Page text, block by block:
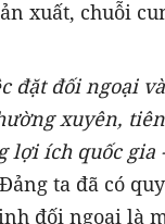
xuất, chuỗi
đặt đối ngoại
xuyên,
lợi ích quốc gia
ta đã có
đối ngoại là